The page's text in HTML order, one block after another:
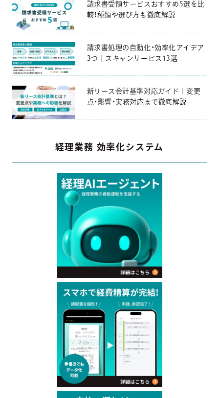
請求書受領サービスおすすめ5選を比
較！種類や選び方も徹底解説
請求書処理の自動化・効率化アイデア
3つ｜スキャンサービス13選
新リース会計基準対応ガイド｜変更
点・影響・実務対応まで徹底解説
経理業務 効率化システム